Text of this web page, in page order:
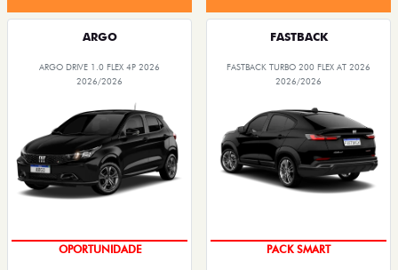
ARGO
ARGO DRIVE 1.0 FLEX 4P 2026
2026/2026
OPORTUNIDADE
FASTBACK
FASTBACK TURBO 200 FLEX AT 2026
2026/2026
PACK SMART